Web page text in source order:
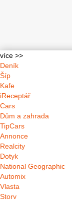
více >>
Deník
Šíp
Kafe
iReceptář
Cars
Dům a zahrada
TipCars
Annonce
Realcity
Dotyk
National Geographic
Automix
Vlasta
Story